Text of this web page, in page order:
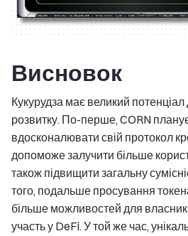
Висновок
Кукурудза має великий
розвитку. По-перше, CORN
вдосконалювати свій протокол
допоможе залучити більше
також підвищити загальну
того, подальше просування
більше можливостей для
участь у DeFi. У той же час,